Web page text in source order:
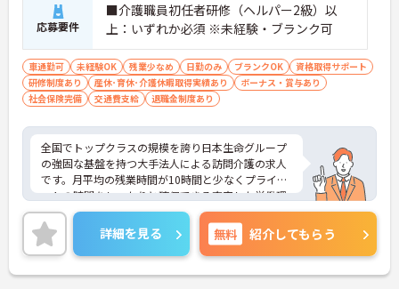
応募要件
■介護職員初任者研修（ヘルパー2級）以
上：いずれか必須 ※未経験・ブランク可
車通勤可 未経験OK 残業少なめ 日勤のみ ブランクOK
資格取得サポート
研修制度あり
産休･育休･介護休暇取得実績あり
ボーナス・賞与あり
社会保険完備
交通費支給 退職金制度あり
全国でトップクラスの規模を誇り日本生命グループ
の強固な基盤を持つ大手法人による訪問介護の求人
です。月平均の残業時間が10時間と少なくプライベ
ートの時間をしっかりと確保できる充実した労働環
境が整っています。入社後6ヶ月間は専属のOJT担当
者が付き丁寧な指導や面談を通じたフォローを行う
ため新しい環境への適応もスムーズに進みます。ま
た産休や育休の取得実績が豊富で子ども手当の支給
やくるみんマークの取得など子育てとの両立を強力
詳細を見る 無料 紹介してもらう